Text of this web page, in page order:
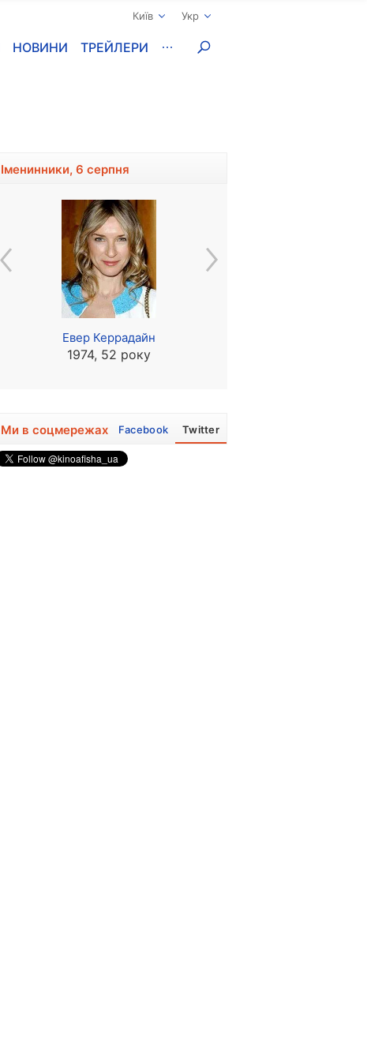
Київ Укр
НОВИНИ ТРЕЙЛЕРИ
Іменинники, 6 серпня
Евер Керрадайн
1974, 52 року
Ми в соцмережах Facebook Twitter